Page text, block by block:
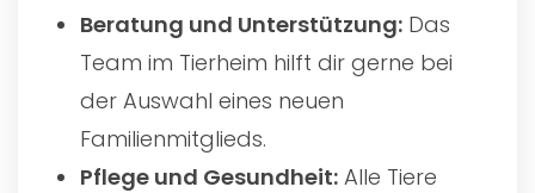
Beratung und Unterstützung: Das
Team im Tierheim hilft dir gerne bei
der Auswahl eines neuen
Familienmitglieds.
Pflege und Gesundheit: Alle Tiere